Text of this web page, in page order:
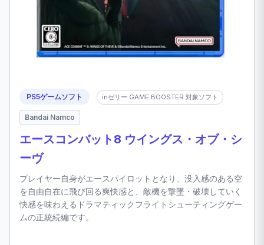
PS5ゲームソフト inゼリー GAME BOOSTER 対象ソフト
Bandai Namco
エースコンバット8 ウイングス・オブ・シ
ーヴ
プレイヤー自身がエースパイロットとなり、没入感のある空
を自由自在に飛び回る爽快感と、敵機を撃墜・破壊していく
快感を味わえるドラマティックフライトシューティングゲー
ムの正統続編です。